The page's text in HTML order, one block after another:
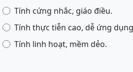
Tính cứng nhắc, giáo điều.
Tính thực tiễn cao, dễ ứng
Tính linh hoạt, mềm dẻo.